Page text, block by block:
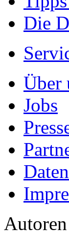
Die
Über
Jobs
Autoren